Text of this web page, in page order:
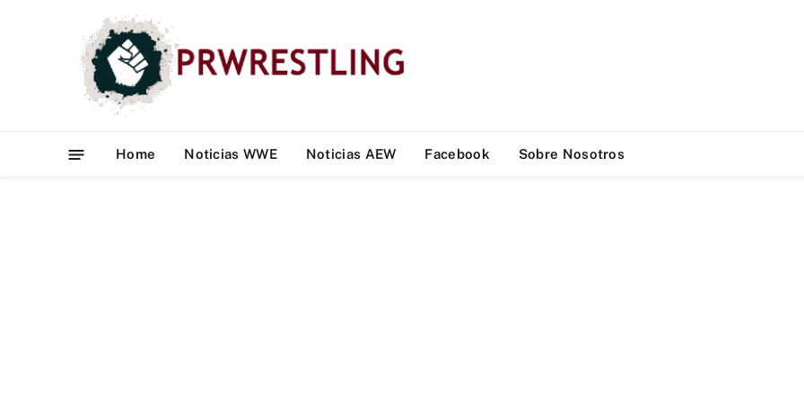
Home Noticias WWE Noticias AEW Facebook Sobre Nosotros